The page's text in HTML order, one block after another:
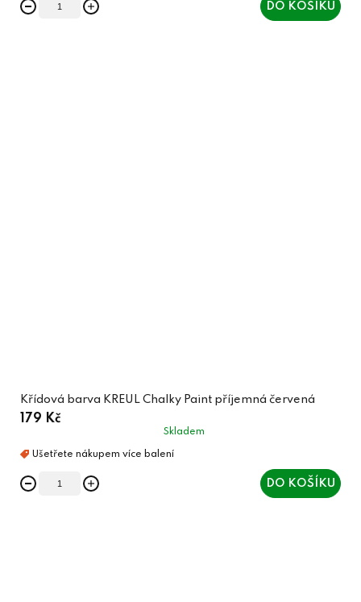
DO KOŠÍKU
Křídová barva KREUL Chalky Paint příjemná červená
179 Kč
Skladem
DO KOŠÍKU